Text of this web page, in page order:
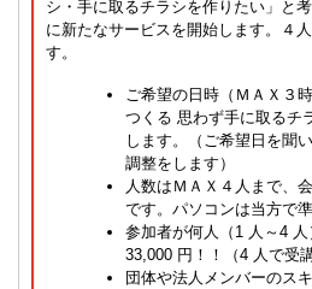
シ・手に取るチラシを作りたい」と
に新たなサービスを開始します。４
す。
ご希望の日時（ＭＡＸ３
つくる 思わず手に取るチ
します。（ご希望日を聞
調整をします）
人数はＭＡＸ４人まで、
です。パソコンは当方で準
参加者が何人（1 人～4
33,000 円！！（4 人で受
団体や法人メンバーのス